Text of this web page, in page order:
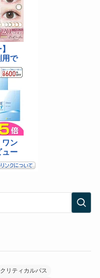
クリティカルパス